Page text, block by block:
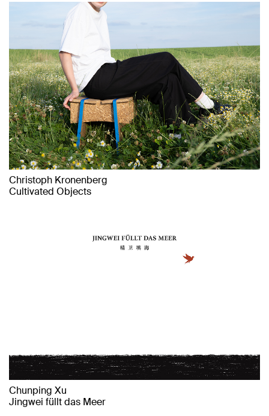
Christoph Kronenberg
Cultivated Objects
Chunping Xu
Jingwei füllt das Meer